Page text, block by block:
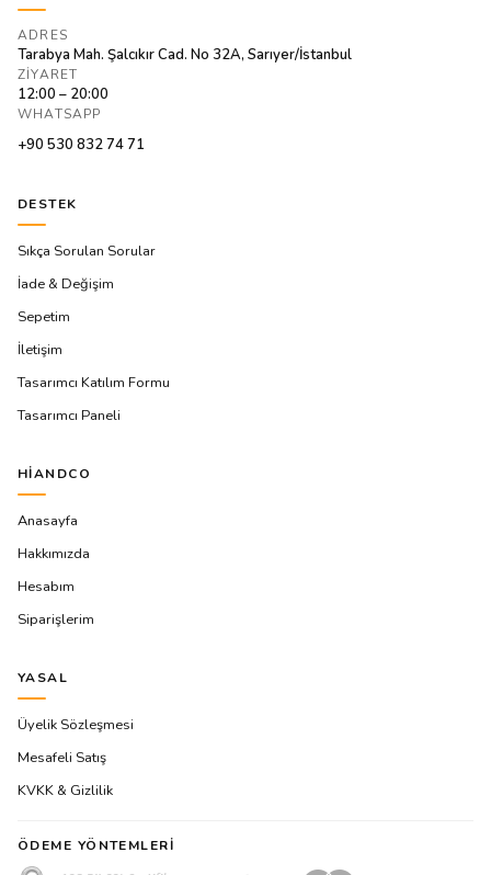
ADRES
Tarabya Mah. Şalcıkır Cad. No 32A, Sarıyer/İstanbul
ZIYARET
12:00 – 20:00
WHATSAPP
+90 530 832 74 71
DESTEK
Sıkça Sorulan Sorular
İade & Değişim
Sepetim
İletişim
Tasarımcı Katılım Formu
Tasarımcı Paneli
HIANDCO
Anasayfa
Hakkımızda
Hesabım
Siparişlerim
YASAL
Üyelik Sözleşmesi
Mesafeli Satış
KVKK & Gizlilik
ÖDEME YÖNTEMLERI